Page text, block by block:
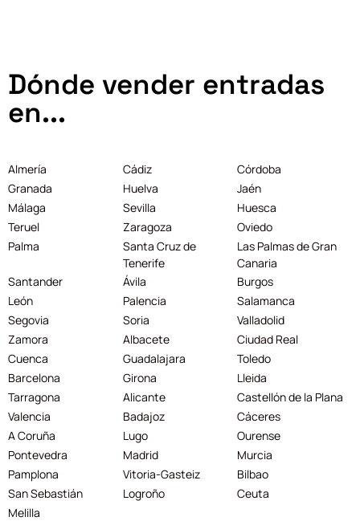
Dónde vender entradas
en...
Almería Cádiz
Córdoba
Granada
Huelva
Jaén
Málaga
Sevilla
Huesca
Teruel
Zaragoza
Oviedo
Palma
Santa Cruz de
Tenerife
Las Palmas de Gran
Canaria
Santander
Ávila
Burgos
León
Palencia
Salamanca
Segovia
Soria
Valladolid
Zamora
Albacete
Ciudad Real
Cuenca
Guadalajara
Toledo
Barcelona
Girona
Lleida
Tarragona
Alicante
Castellón de la Plana
Valencia
Badajoz
Cáceres
A Coruña
Lugo
Ourense
Pontevedra
Madrid
Murcia
Pamplona
Vitoria-Gasteiz
Bilbao
San Sebastián
Logroño
Ceuta
Melilla